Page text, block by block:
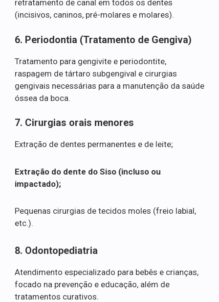
retratamento de canal em todos os dentes
(incisivos, caninos, pré-molares e molares).
6. Periodontia (Tratamento de Gengiva)
Tratamento para gengivite e periodontite,
raspagem de tártaro subgengival e cirurgias
gengivais necessárias para a manutenção da saúde
óssea da boca.
7. Cirurgias orais menores
Extração de dentes permanentes e de leite;
Extração do dente do Siso (incluso ou
impactado);
Pequenas cirurgias de tecidos moles (freio labial,
etc.).
8. Odontopediatria
Atendimento especializado para bebês e crianças,
focado na prevenção e educação, além de
tratamentos curativos.